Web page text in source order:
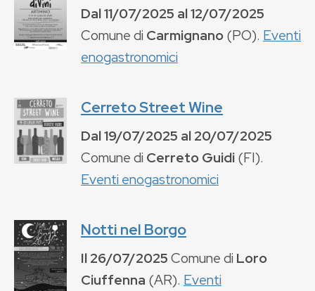
Dal11/07/2025 al12/07/2025
Comune di Carmignano(PO). Eventi
enogastronomici
Cerreto Street Wine
Dal19/07/2025 al20/07/2025
Comune di Cerreto Guidi(FI).
Eventi enogastronomici
Notti nel Borgo
Il26/07/2025Comune di Loro
Ciuffenna (AR). Eventi